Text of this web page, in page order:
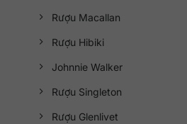
Rượu Macallan
Rượu Hibiki
Johnnie Walker
Rượu Singleton
Rượu Glenlivet